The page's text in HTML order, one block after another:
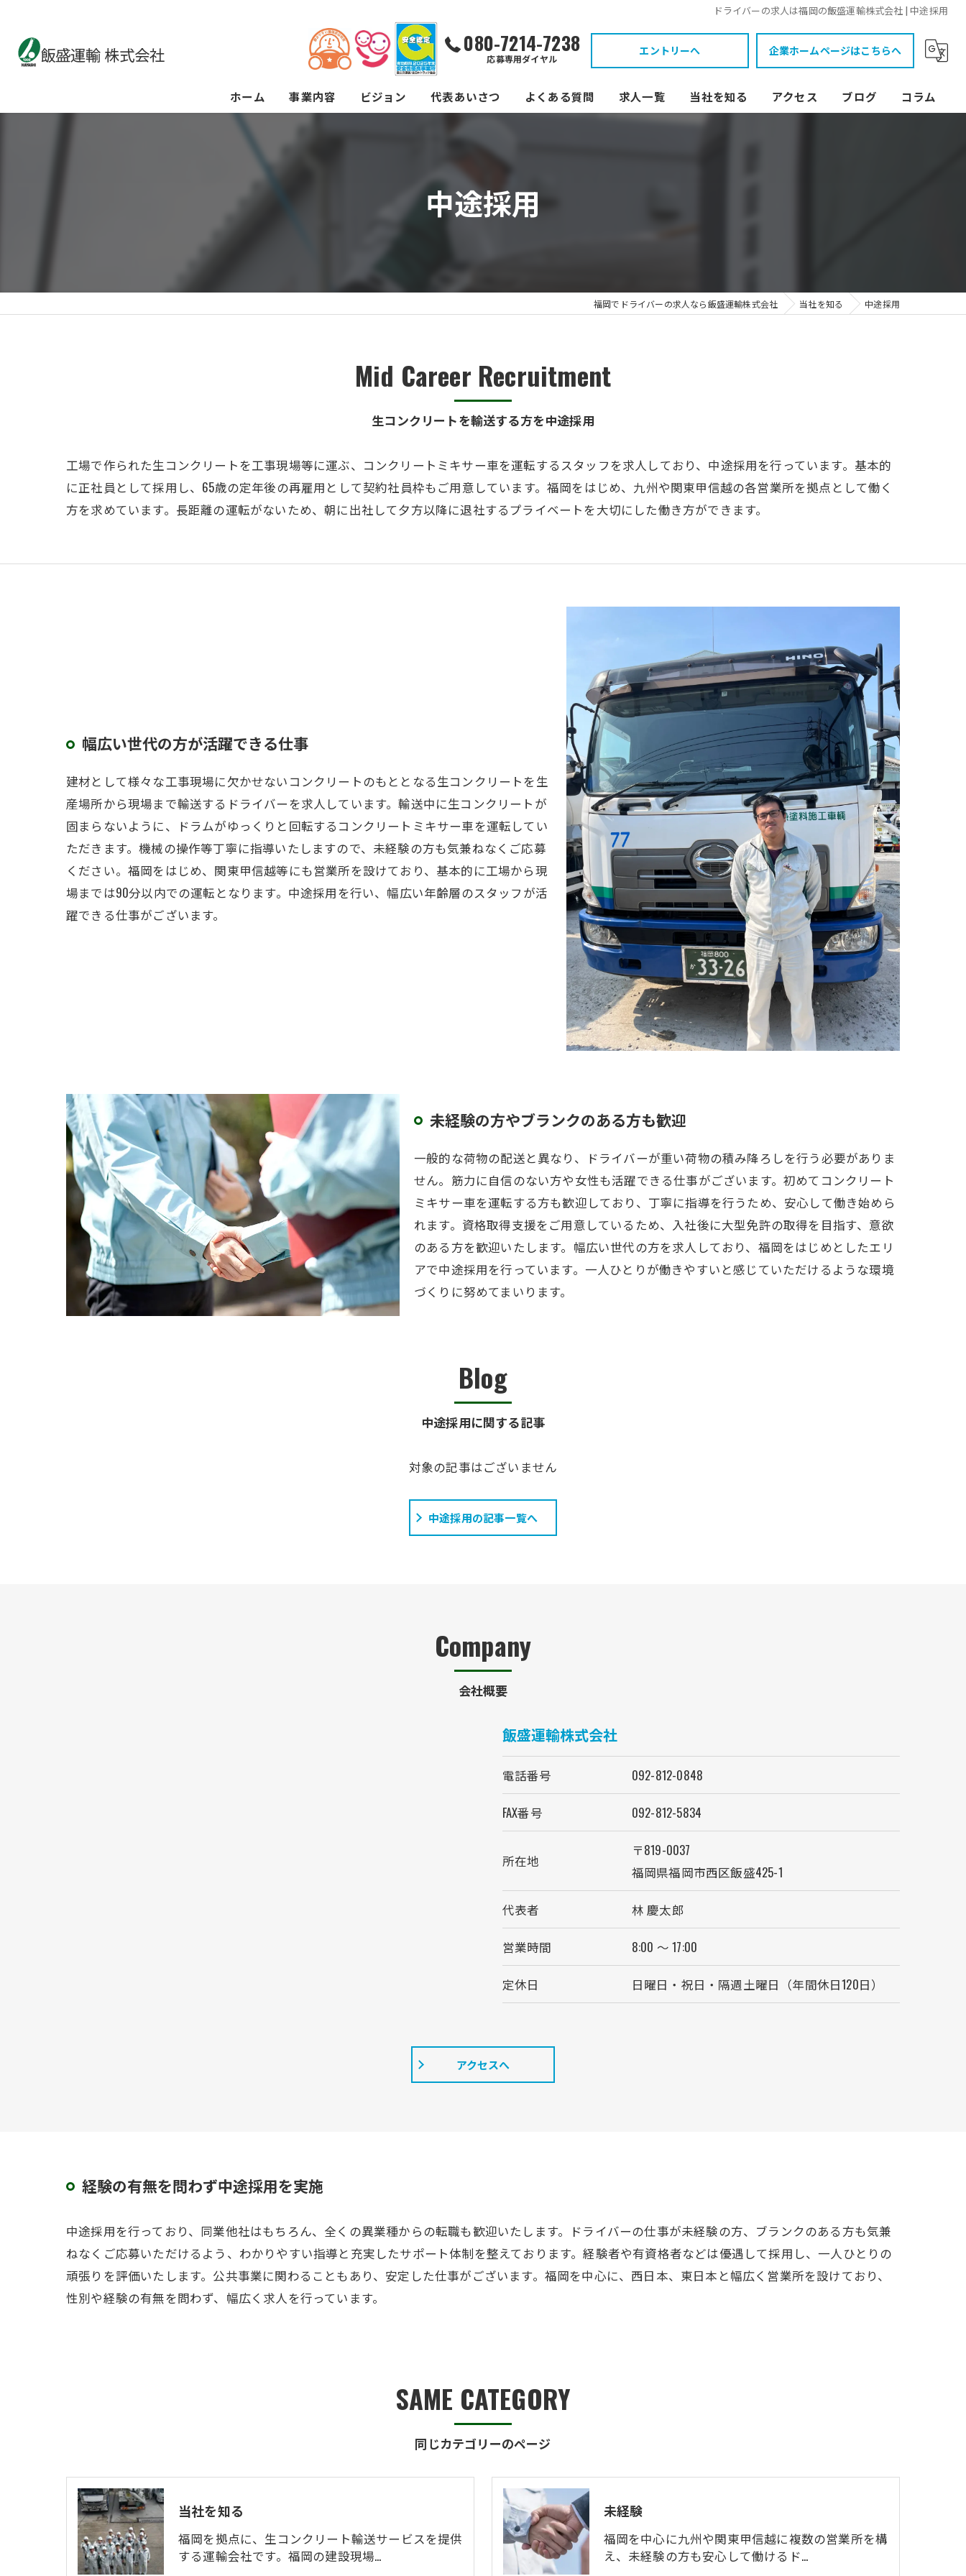
ドライバーの求人は福岡の飯盛運輸株式会社 | 中途採用
080-7214-7238
応募専用ダイヤル
エントリーへ 企業ホームページはこちらへ
ホーム 事業内容 ビジョン 代表あいさつ よくある質問 求人一覧 当社を知る アクセス ブログ コラム
中途採用
福岡でドライバーの求人なら飯盛運輸株式会社 当社を知る 中途採用
生コンクリートを輸送する方を中途採用
Mid Career Recruitment
工場で作られた生コンクリートを工事現場等に運ぶ、コンクリートミキサー車を運転するスタッフを求人しており、中途採用を行っています。基本的
に正社員として採用し、65歳の定年後の再雇用として契約社員枠もご用意しています。福岡をはじめ、九州や関東甲信越の各営業所を拠点として働く
方を求めています。長距離の運転がないため、朝に出社して夕方以降に退社するプライベートを大切にした働き方ができます。
幅広い世代の方が活躍できる仕事
建材として様々な工事現場に欠かせないコンクリートのもととなる生コンクリートを生
産場所から現場まで輸送するドライバーを求人しています。輸送中に生コンクリートが
固まらないように、ドラムがゆっくりと回転するコンクリートミキサー車を運転してい
ただきます。機械の操作等丁寧に指導いたしますので、未経験の方も気兼ねなくご応募
ください。福岡をはじめ、関東甲信越等にも営業所を設けており、基本的に工場から現
場までは90分以内での運転となります。中途採用を行い、幅広い年齢層のスタッフが活
躍できる仕事がございます。
未経験の方やブランクのある方も歓迎
一般的な荷物の配送と異なり、ドライバーが重い荷物の積み降ろしを行う必要がありま
せん。筋力に自信のない方や女性も活躍できる仕事がございます。初めてコンクリート
ミキサー車を運転する方も歓迎しており、丁寧に指導を行うため、安心して働き始めら
れます。資格取得支援をご用意しているため、入社後に大型免許の取得を目指す、意欲
のある方を歓迎いたします。幅広い世代の方を求人しており、福岡をはじめとしたエリ
アで中途採用を行っています。一人ひとりが働きやすいと感じていただけるような環境
づくりに努めてまいります。
Blog
中途採用に関する記事
対象の記事はございません
中途採用の記事一覧へ
会社概要
Company
飯盛運輸株式会社
電話番号 092-812-0848
FAX番号 092-812-5834
所在地
〒819-0037
福岡県福岡市西区飯盛425-1
代表者 林 慶太郎
営業時間 8:00 ～ 17:00
定休日 日曜日・祝日・隔週土曜日（年間休日120日）
アクセスへ
経験の有無を問わず中途採用を実施
中途採用を行っており、同業他社はもちろん、全くの異業種からの転職も歓迎いたします。ドライバーの仕事が未経験の方、ブランクのある方も気兼
ねなくご応募いただけるよう、わかりやすい指導と充実したサポート体制を整えております。経験者や有資格者などは優遇して採用し、一人ひとりの
頑張りを評価いたします。公共事業に関わることもあり、安定した仕事がございます。福岡を中心に、西日本、東日本と幅広く営業所を設けており、
性別や経験の有無を問わず、幅広く求人を行っています。
同じカテゴリーのページ
SAME CATEGORY
当社を知る
福岡を拠点に、生コンクリート輸送サービスを提供
する運輸会社です。福岡の建設現場…
未経験
福岡を中心に九州や関東甲信越に複数の営業所を構
え、未経験の方も安心して働けるド…